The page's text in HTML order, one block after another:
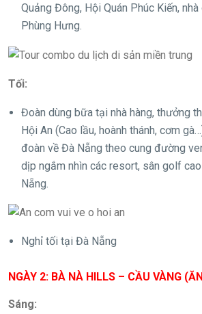
Quảng Đông, Hội Quán Phúc Kiến,
Phùng Hưng.
Tối:
Đoàn dùng bữa tại nhà hàng, thưởng
Hội An (Cao lầu, hoành thánh, cơm
đoàn về Đà Nẵng theo cung đường
dịp ngắm nhìn các resort, sân golf
Nẵng.
Nghỉ tối tại Đà Nẵng
NGÀY 2: BÀ NÀ HILLS – CẦU VÀNG
Sáng: